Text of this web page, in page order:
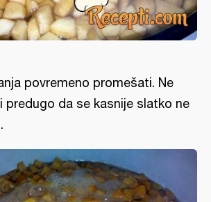
povremeno promešati. Ne
predugo da se kasnije slatko ne